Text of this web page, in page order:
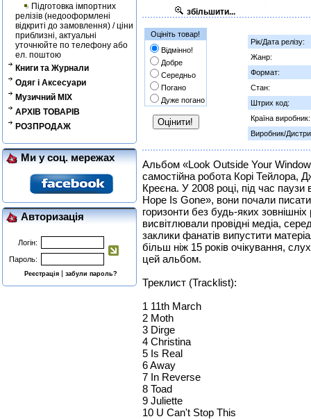
Підготовка імпортних
релізів (недооформлені
відкриті до замовлення) / ціни
приблизні, актуальні
уточнюйте по телефону або
ел. поштою
Книги та Журнали
Одяг і Аксесуари
Музичний MIX
АРХІВ ТОВАРІВ
РОЗПРОДАЖ
Ми у соц. мережах
Авторизація
Логін:
Пароль:
Реєстрація |забули пароль?
збільшити...
Оцініть товар!
Відмінно!
Добре
Середньо
Погано
Дуже погано
Рік/Дата релізу:
Жанр:
Формат:
Стан:
Штрих код:
Країна виробник:
Виробник/
Альбом «Look Outside Your
самостійна робота Корі Тейлора,
Креєна. У 2008 році, під час паузи
Hope Is Gone», вони почали
горизонти без будь-яких
висвітлювали провідні медіа,
заклики фанатів випустити
більш ніж 15 років очікування,
цей альбом.
Треклист (Tracklist):
1 11th March
2 Moth
3 Dirge
4 Christina
5 Is Real
6 Away
7 In Reverse
8 Toad
9 Juliette
10 U Can't Stop This